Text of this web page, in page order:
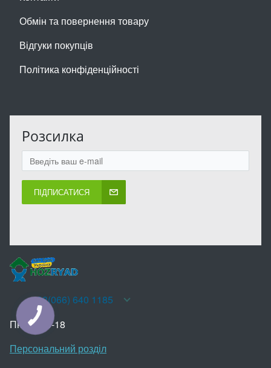
Обмін та повернення товару
Відгуки покупців
Політика конфіденційності
Розсилка
ПІДПИСАТИСЯ
+38(066) 640 1185
Пн-Нд 10-18
Персональний розділ
КНОПКА
ЗВ'ЯЗКУ